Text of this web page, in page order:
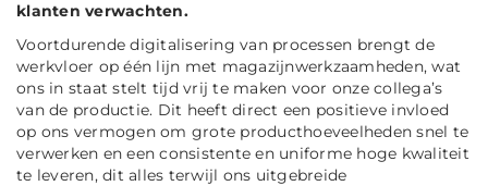
klanten verwachten.
Voortdurende digitalisering van processen brengt de
werkvloer op één lijn met magazijnwerkzaamheden, wat
ons in staat stelt tijd vrij te maken voor onze collega’s
van de productie. Dit heeft direct een positieve invloed
op ons vermogen om grote producthoeveelheden snel te
verwerken en een consistente en uniforme hoge kwaliteit
te leveren, dit alles terwijl ons uitgebreide